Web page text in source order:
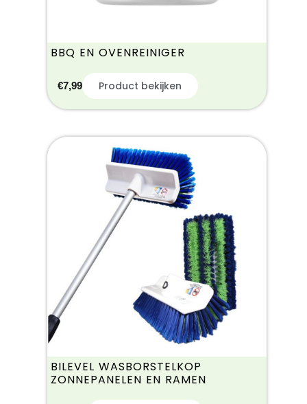
BBQ EN OVENREINIGER
€7,99 Product bekijken
BILEVEL WASBORSTELKOP
ZONNEPANELEN EN RAMEN